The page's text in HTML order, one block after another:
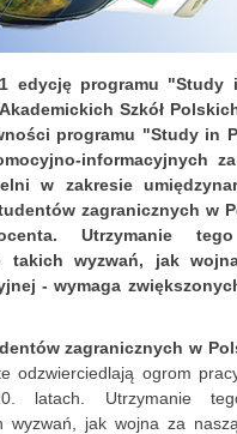
edycję programu "Study
Szkół
programu "Study in
informacyjnych
w zakresie
zagranicznych w
Utrzymanie
takich wyzwań, jak
- wymaga
zagranicznych w
odzwierciedlają ogrom
latach. Utrzymanie
jak wojna za